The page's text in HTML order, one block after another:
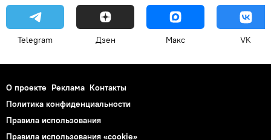
Telegram Дзен Макс VK
О проекте Реклама Контакты
Политика конфиденциальности
Правила использования
Правила использования «cookie»